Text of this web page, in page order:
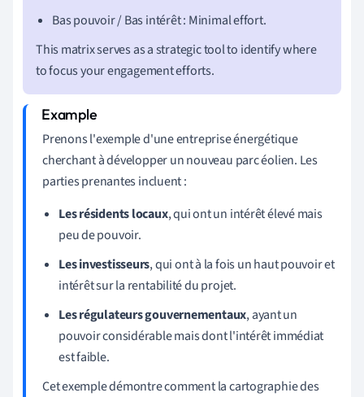
Bas pouvoir / Bas intérêt : Minimal effort.
This matrix serves as a strategic tool to identify where
to focus your engagement efforts.
Prenons l'exemple d'une entreprise énergétique
cherchant à développer un nouveau parc éolien. Les
parties prenantes incluent :
Les résidents locaux, qui ont un intérêt élevé mais
peu de pouvoir.
Les investisseurs, qui ont à la fois un haut pouvoir et
intérêt sur la rentabilité du projet.
Les régulateurs gouvernementaux, ayant un
pouvoir considérable mais dont l'intérêt immédiat
est faible.
Cet exemple démontre comment la cartographie des